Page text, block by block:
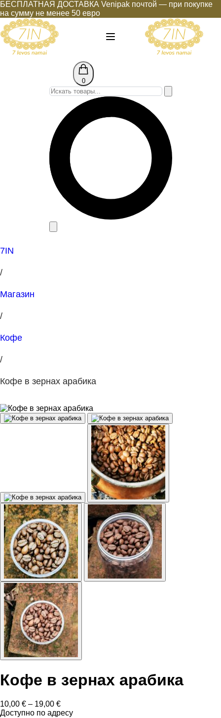
БЕСПЛАТНАЯ ДОСТАВКА Venipak почтой — при покупке
на сумму не менее 50 евро
0
7IN
/
Магазин
/
Кофе
/
Кофе в зернах арабика
Кофе в зернах арабика
10,00 € – 19,00 €Диапазон
цен:
Доступно по адресу